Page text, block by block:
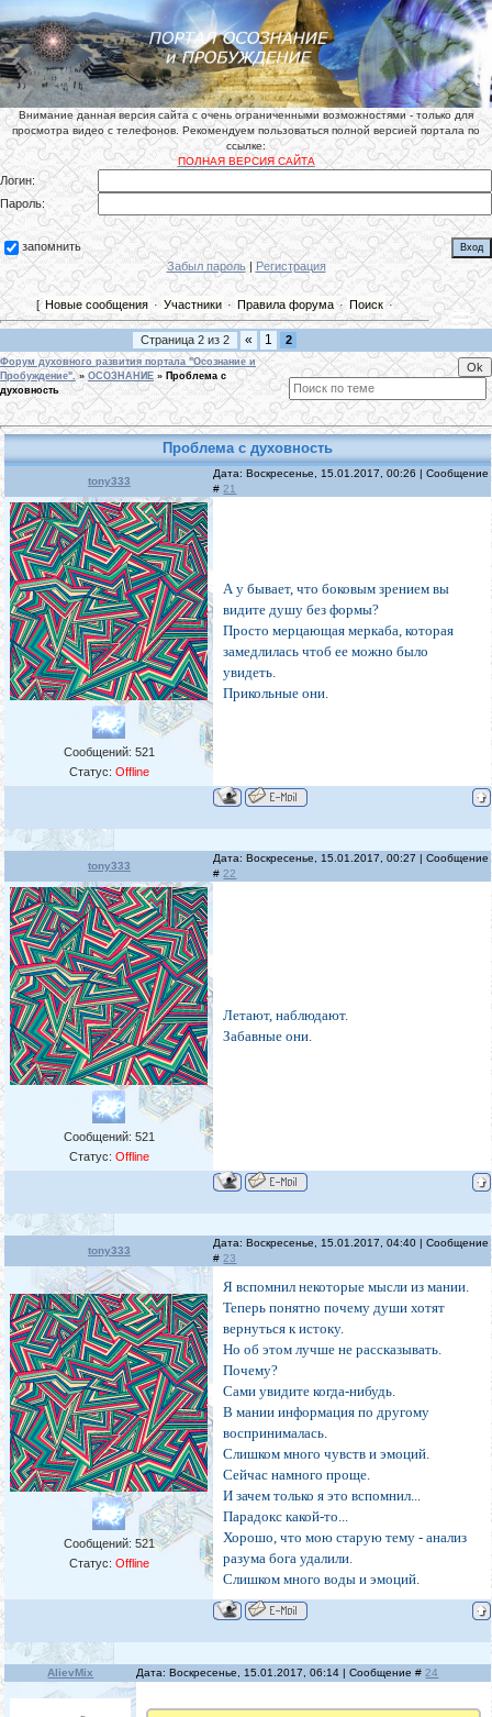
Внимание данная версия сайта с очень ограниченными возможностями - только для
просмотра видео с телефонов. Рекомендуем пользоваться полной версией портала по
ссылке:
ПОЛНАЯ ВЕРСИЯ САЙТА
Логин:
Пароль:
запомнить
Забыл пароль| Регистрация
[ Новые сообщения · Участники · Правила форума · Поиск·
Страница 2 из 2 « 1 2
Форум духовного развития портала "Осознание и
Пробуждение". » ОСОЗНАНИЕ » Проблема с
духовность
Проблема с духовность
tony333
Дата: Воскресенье, 15.01.2017, 00:26 | Сообщение
#21
Сообщений: 521
Статус: Offline
А у бывает, что боковым зрением вы
видите душу без формы?
Просто мерцающая меркаба, которая
замедлилась чтоб ее можно было
увидеть.
Прикольные они.
tony333
Дата: Воскресенье, 15.01.2017, 00:27 | Сообщение
#22
Сообщений: 521
Статус: Offline
Летают, наблюдают.
Забавные они.
tony333
Дата: Воскресенье, 15.01.2017, 04:40 | Сообщение
#23
Сообщений: 521
Статус: Offline
Я вспомнил некоторые мысли из мании.
Теперь понятно почему души хотят
вернуться к истоку.
Но об этом лучше не рассказывать.
Почему?
Сами увидите когда-нибудь.
В мании информация по другому
воспринималась.
Слишком много чувств и эмоций.
Сейчас намного проще.
И зачем только я это вспомнил...
Парадокс какой-то...
Хорошо, что мою старую тему - анализ
разума бога удалили.
Слишком много воды и эмоций.
AlievMix Дата: Воскресенье, 15.01.2017, 06:14 | Сообщение #24